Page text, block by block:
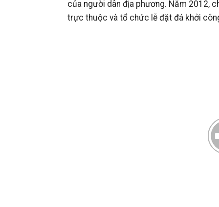
của người dân địa phương. Năm 2012,
trực thuộc và tổ chức lễ đặt đá khởi